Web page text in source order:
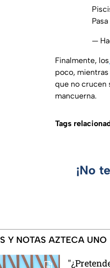
—
Finalmente, los
poco,
que no crucen
mancuerna.
Tags
¡No
Y NOTAS AZTECA UNO